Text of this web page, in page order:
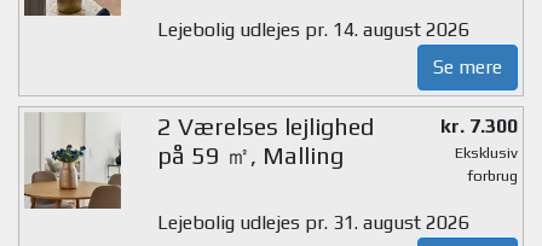
Lejebolig udlejes pr. 14. august 2026
Se mere
2 Værelses lejlighed
på 59 ㎡, Malling
kr. 7.300
Eksklusiv
forbrug
Lejebolig udlejes pr. 31. august 2026